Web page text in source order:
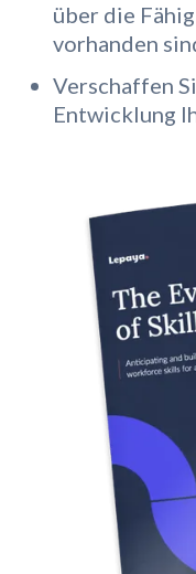
über die
vorhanden
Verschaffen
Entwicklung